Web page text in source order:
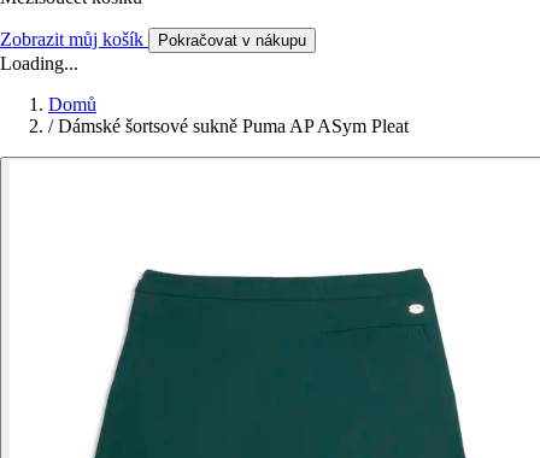
Zobrazit můj košík Pokračovat v nákupu
Loading...
Domů
/ Dámské šortsové sukně Puma AP ASym Pleat